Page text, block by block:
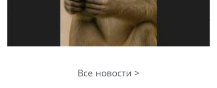
Все новости >